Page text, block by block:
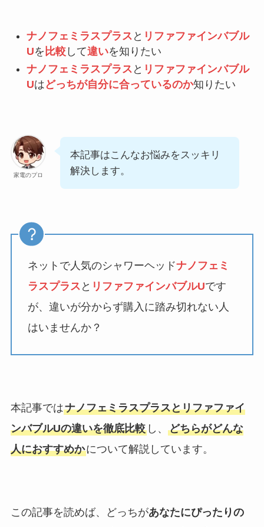
ナノフェミラスプラス と リファファインバブル
Uを 比較して違いを知りたい
ナノフェミラスプラス と リファファインバブル
Uは どっちが自分に合っているのか知りたい
家電のプロ
本記事はこんなお悩みをスッキリ
解決します。
ネットで人気のシャワーヘッドナノフェミ
ラスプラス と リファファインバブルUです
が、違いが分からず購入に踏み切れない人
はいませんか？
本記事ではナノフェミラスプラスとリファファイ
ンバブルUの違いを徹底比較し、 どちらがどんな
人におすすめかについて解説しています。
この記事を読めば、どっちがあなたにぴったりの